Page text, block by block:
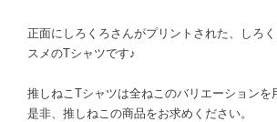
正面にしろくろさんがプリントされた、しろ
スメのTシャツです♪
推しねこTシャツは全ねこのバリエーションを
是非、推しねこの商品をお求めください。